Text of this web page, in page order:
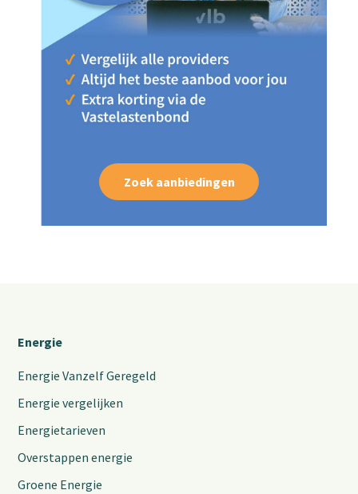
Zoek aanbiedingen
Energie
Energie Vanzelf Geregeld
Energie vergelijken
Energietarieven
Overstappen energie
Groene Energie